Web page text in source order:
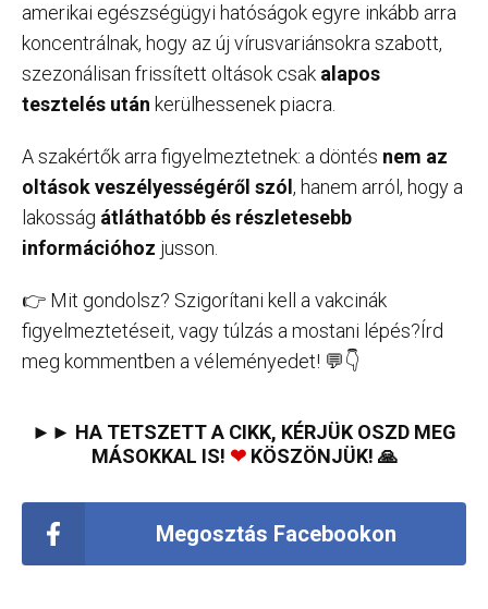
amerikai egészségügyi hatóságok egyre inkább arra
koncentrálnak, hogy az új vírusvariánsokra szabott,
szezonálisan frissített oltások csak alapos
tesztelés után kerülhessenek piacra.
A szakértők arra figyelmeztetnek: a döntés nem az
oltások veszélyességéről szól , hanem arról, hogy a
lakosság átláthatóbb és részletesebb
információhoz jusson.
👉 Mit gondolsz? Szigorítani kell a vakcinák
figyelmeztetéseit, vagy túlzás a mostani lépés?Írd
meg kommentben a véleményedet! 💬👇
►► HA TETSZETT A CIKK, KÉRJÜK OSZD MEG
MÁSOKKAL IS! ❤KÖSZÖNJÜK! 🙏
Megosztás Facebookon